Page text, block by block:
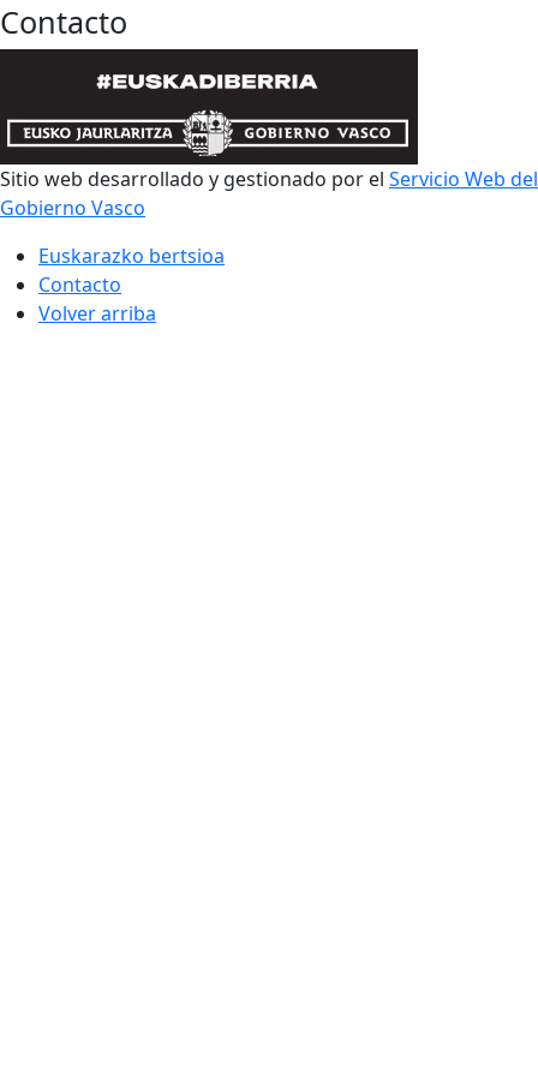
Contacto
Sitio web desarrollado y gestionado por el Servicio Web del
Gobierno Vasco
Euskarazko bertsioa
Contacto
Volver arriba